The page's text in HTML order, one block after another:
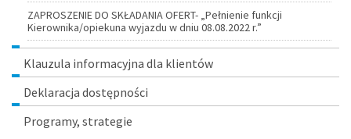
ZAPROSZENIE DO SKŁADANIA OFERT- „Pełnienie funkcji
Kierownika/opiekuna wyjazdu w dniu 08.08.2022 r.”
Klauzula informacyjna dla klientów
Deklaracja dostępności
Programy, strategie